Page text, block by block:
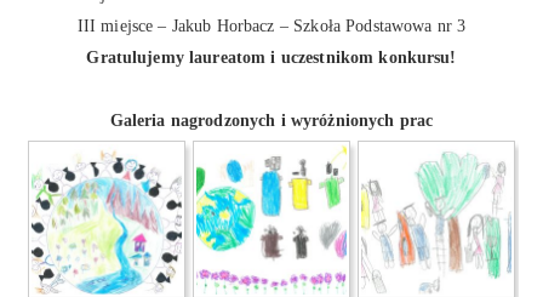
III miejsce – Jakub Horbacz – Szkoła Podstawowa nr 3
Gratulujemy laureatom i uczestnikom konkursu!
Galeria nagrodzonych i wyróżnionych prac